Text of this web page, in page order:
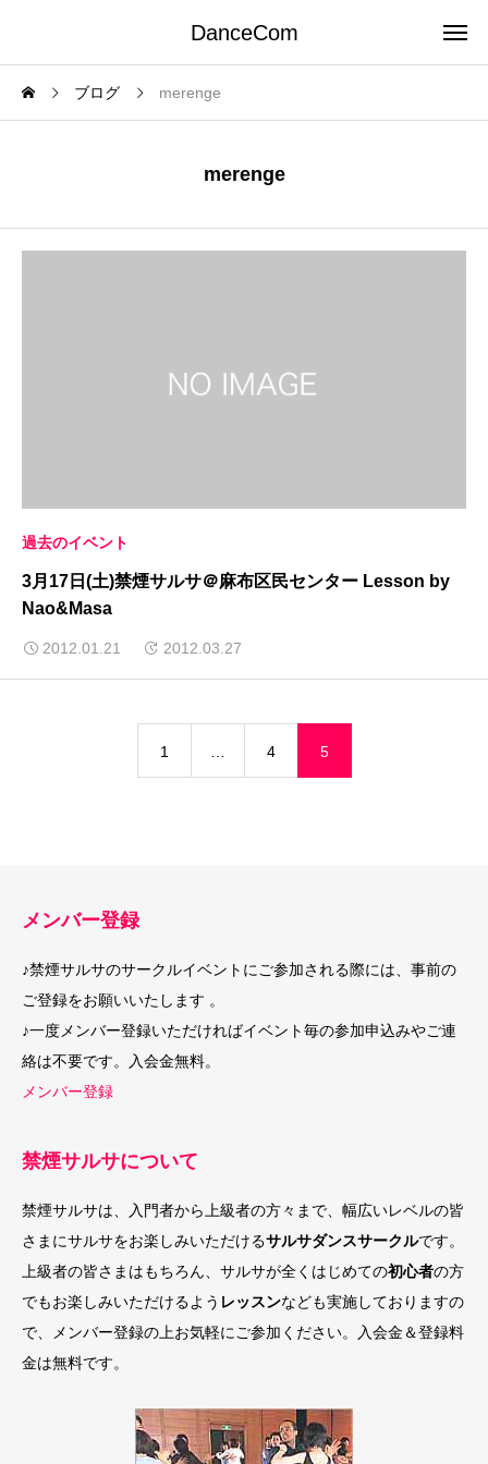
DanceCom
ブログ merenge
merenge
過去のイベント
3月17日(土)禁煙サルサ＠麻布区民センター Lesson by
Nao&Masa
2012.01.21 2012.03.27
1 4 5
メンバー登録
♪禁煙サルサのサークルイベントにご参加される際には、事前の
ご登録をお願いいたします 。
♪一度メンバー登録いただければイベント毎の参加申込みやご連
絡は不要です。入会金無料。
メンバー登録
禁煙サルサについて
禁煙サルサは、入門者から上級者の方々まで、幅広いレベルの皆
さまにサルサをお楽しみいただけるサルサダンスサークルです。
上級者の皆さまはもちろん、サルサが全くはじめての初心者の方
でもお楽しみいただけるよう レッスンなども実施しておりますの
で、メンバー登録の上お気軽にご参加ください。入会金＆登録料
金は無料です。